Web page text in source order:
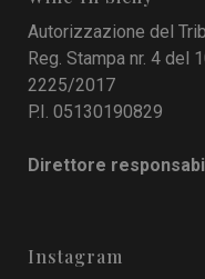
Autorizzazione del
Reg. Stampa nr. 4 del
2225/2017
P.I. 05130190829
Direttore
Instagram